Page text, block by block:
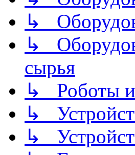
↳
↳
сырья
↳ Роботы и
↳
↳